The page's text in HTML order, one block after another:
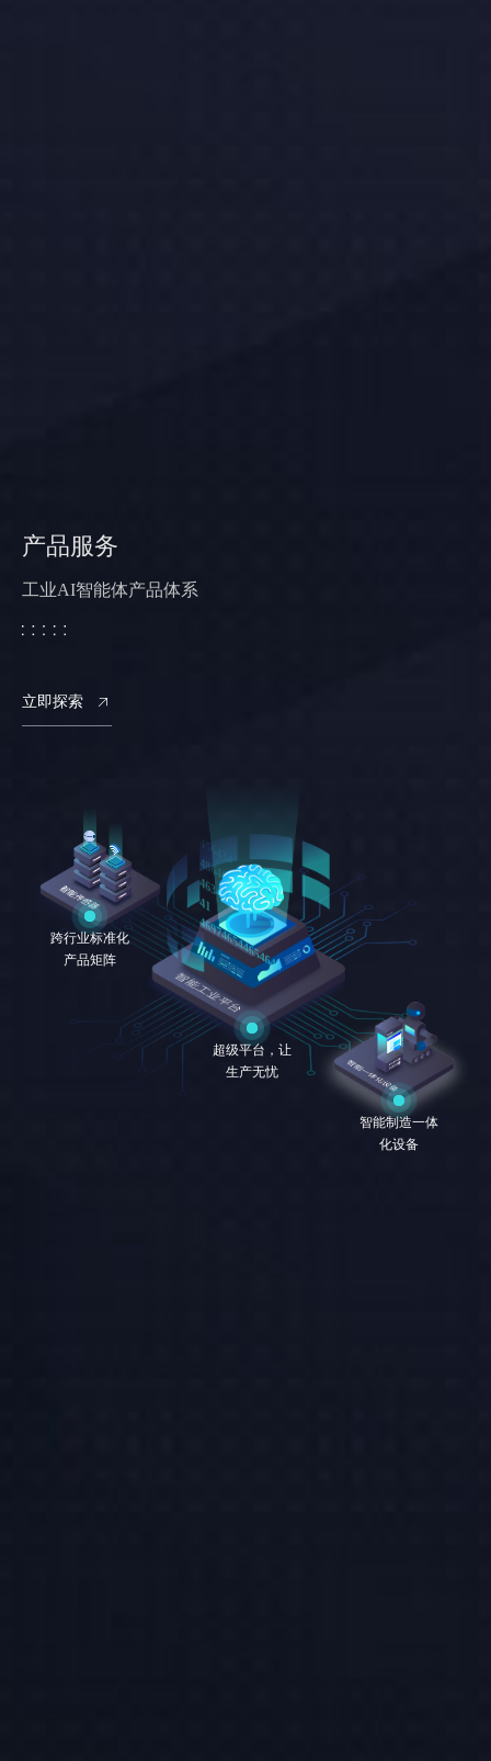
产品服务
工业AI智能体产品体系
立即探索
跨行业标准化
产品矩阵
智能制造一体
化设备
超级平台，让
⽣产⽆忧
456434
486464
4634313
41
469746544654646
122456453
31333334
5446466146316465465
45641515